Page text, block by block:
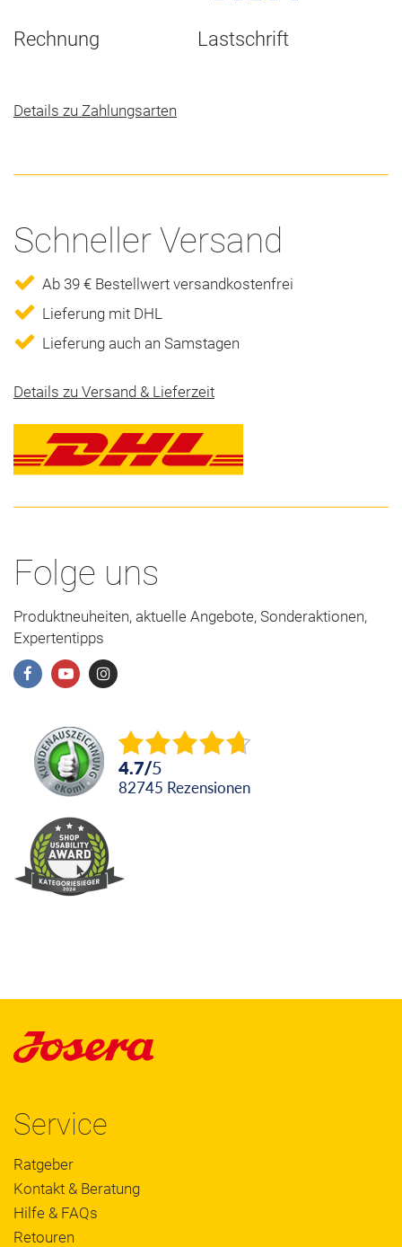
Rechnung Lastschrift
Details zu Zahlungsarten
Schneller Versand
Ab 39 € Bestellwert versandkostenfrei
Lieferung mit DHL
Lieferung auch an Samstagen
Details zu Versand & Lieferzeit
Folge uns
Produktneuheiten, aktuelle Angebote, Sonderaktionen,
Expertentipps
4.7/5
82745 Rezensionen
Service
Ratgeber
Kontakt & Beratung
Hilfe & FAQs
Retouren